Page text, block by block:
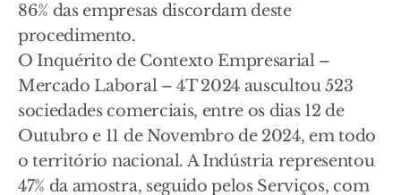
86% das empresas discordam deste
procedimento.
O Inquérito de Contexto Empresarial –
Mercado Laboral – 4T 2024 auscultou 523
sociedades comerciais, entre os dias 12 de
Outubro e 11 de Novembro de 2024, em todo
o território nacional. A Indústria representou
47% da amostra, seguido pelos Serviços, com